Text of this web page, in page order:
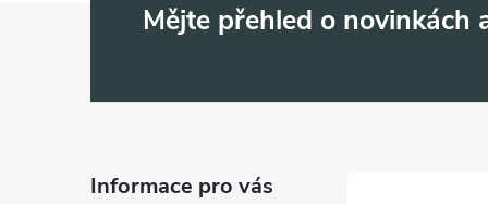
Mějte přehled o novinkách
Informace pro vás